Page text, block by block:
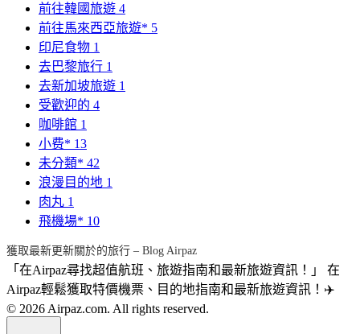
前往韓國旅遊 4
前往馬來西亞旅遊* 5
印尼食物 1
去巴黎旅行 1
去新加坡旅遊 1
受歡迎的 4
咖啡館 1
小费* 13
未分類* 42
浪漫目的地 1
肉丸 1
飛機場* 10
獲取最新更新關於的旅行 – Blog Airpaz
「在Airpaz尋找超值航班、旅遊指南和最新旅遊資訊！」 在
Airpaz輕鬆獲取特價機票、目的地指南和最新旅遊資訊！✈️
© 2026 Airpaz.com. All rights reserved.